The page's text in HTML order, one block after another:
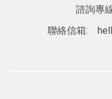
諮詢專
聯絡信箱: